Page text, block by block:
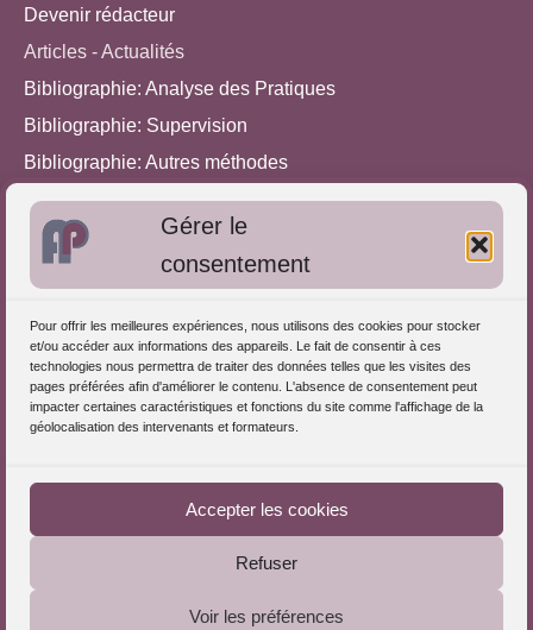
Gérer le
consentement
Pour offrir les meilleures expériences, nous utilisons des cookies pour stocker
et/ou accéder aux informations des appareils. Le fait de consentir à ces
technologies nous permettra de traiter des données telles que les visites des
pages préférées afin d'améliorer le contenu. L'absence de consentement peut
impacter certaines caractéristiques et fonctions du site comme l'affichage de la
géolocalisation des intervenants et formateurs.
Accepter les cookies
Refuser
Voir les préférences
Devenir rédacteur
Articles - Actualités
Bibliographie: Analyse des Pratiques
Bibliographie: Supervision
Bibliographie: Autres méthodes
Approches de l'Analyse des pratiques
Autres informations
S'inscrire dans l'Annuaire
Publiez vos formations
Charte déontologique
Références d'intervention
Le Portail de l'Analyse des Pratiques © 2025 - Tous droits
Téléchargez le Guide